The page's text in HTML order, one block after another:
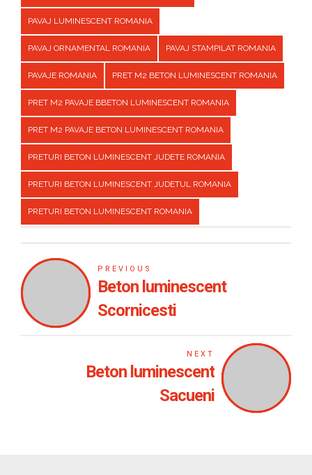
PAVAJ LUMINESCENT ROMANIA
PAVAJ ORNAMENTAL ROMANIA PAVAJ STAMPILAT ROMANIA
PAVAJE ROMANIA PRET M2 BETON LUMINESCENT ROMANIA
PRET M2 PAVAJE BBETON LUMINESCENT ROMANIA
PRET M2 PAVAJE BETON LUMINESCENT ROMANIA
PRETURI BETON LUMINESCENT JUDETE ROMANIA
PRETURI BETON LUMINESCENT JUDETUL ROMANIA
PRETURI BETON LUMINESCENT ROMANIA
PREVIOUS
Beton luminescent
Scornicesti
NEXT
Beton luminescent
Sacueni